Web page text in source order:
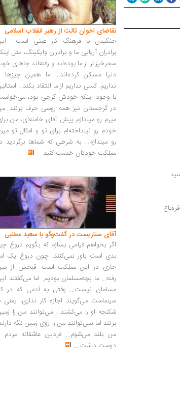
تقاضای اخوان ثالث از رهبر انقلاب اسلامی
جنگیدن با فرهنگ کار عبثی است...
برادران آریایی ما و برادران وایکینگ، مثل
سحرخیزتر از ما بوده‌اند و رفته‌اند جاهای
دنیا مسکن کرده‌اند... ما همین چیزها
نداریم. کسی نداریم از ما انتقاد بکند...
با وجود اینکه خودش گرجی بود،
در گرجستان نیز همه روسی حرف
میرم رو میندازم پیش آقای خامنه‌ای، من
خودم رو نینداخته‌ام برای تو و امثال تو
رو میندازم... به شرطی که شماها برگردید
مملکت خودتان خدمت کنید ...
آقای سناریست در گفت‌وگو با سعید مطلبی
اگر بخواهم فیلمی بسازم که بگویم دروغ
بدی است باور نمی‌کنند، چون دروغ یک
جاری در این مملکت است. قبحش از
رفته... ما بچه‌مسلمان بودیم. اما می‌گفتند
مسلمان نیست... وقتی به آدمی که در
سینماست می‌گویند اجازه کار نداری، یعنی
شکنجه او را می‌کشند... می‌توانند من را
بزنند اما نمی‌توانند من را روی زمین نگه
من بلند می‌شوم... فردین عاشقانه مردم
دوست داشت ...